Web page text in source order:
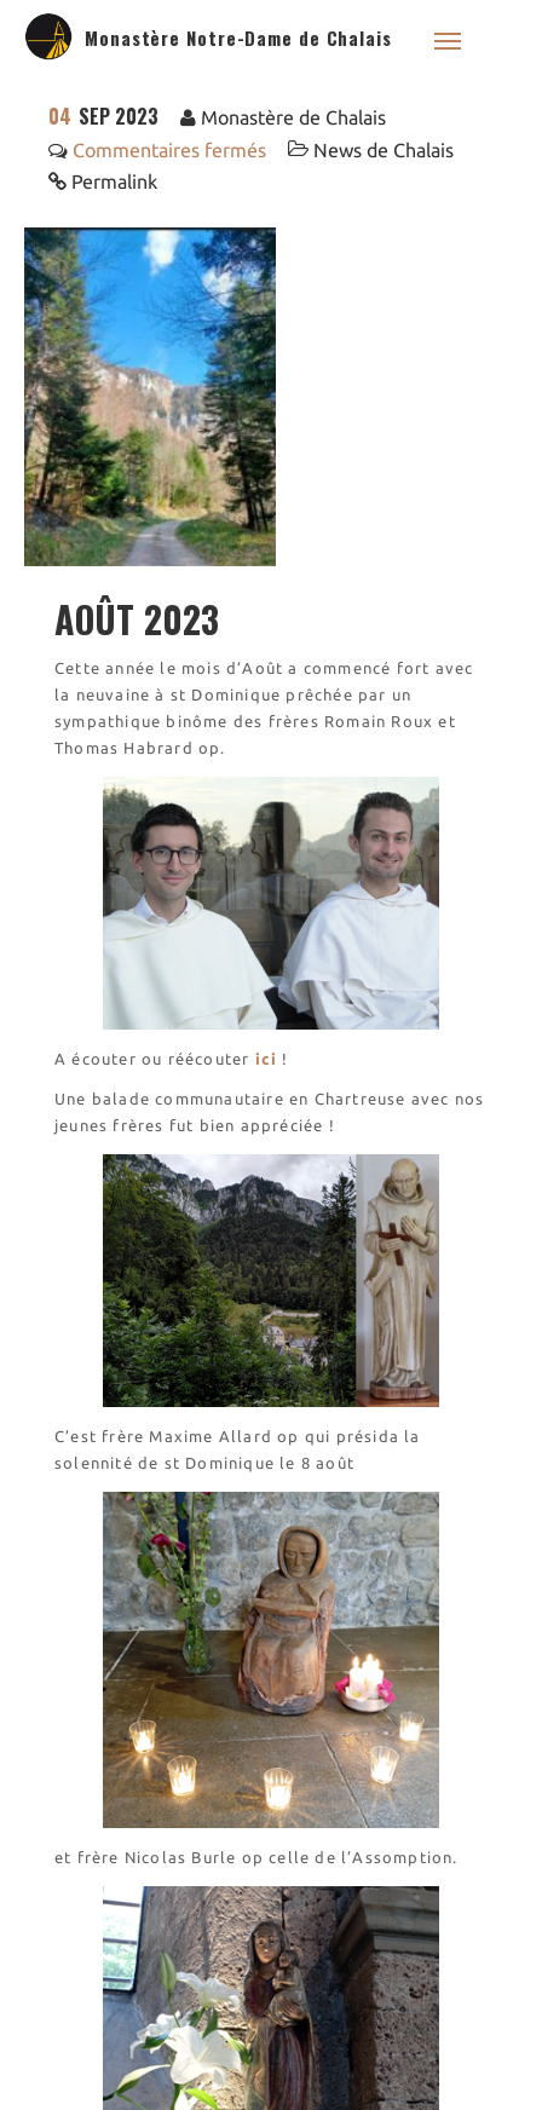
Monastère Notre-Dame de Chalais
Accueil monastique
Accueil de groupes
Demande de séjour
Séjours étudiant(e)s
Covoiturage
La boutique – Librairie
Biscuiterie St Dominique
Nos emballages
Nos biscuits
Nos ingrédients
L’association
Prochains événements
Dernières conférences
Contact Accueil
Contact Boutique
Contact Communauté
Contact Biscuiterie
04 SEP 2023
Monastère de Chalais
Commentaires fermés
News de Chalais
Permalink
AOÛT 2023
Cette année le mois d’Août a commencé fort avec
la neuvaine à st Dominique prêchée par un
sympathique binôme des frères Romain Roux et
Thomas Habrard op.
A écouter ou réécouter ici !
Une balade communautaire en Chartreuse avec nos
jeunes frères fut bien appréciée !
C’est frère Maxime Allard op qui présida la
solennité de st Dominique le 8 août
et frère Nicolas Burle op celle de l’Assomption.